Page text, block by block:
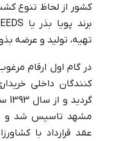
کشور از لحاظ تنوع
برند پویا بذر یا
تهیه، تولید و عرضه
در گام اول ارقام
کنندگان داخلی
مشهد تاسیس شد و
عقد قرارداد با